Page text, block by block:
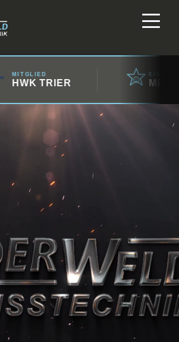
TRIER
Schweißtechnik
Sie die
des
bei uns die ganze Welt der
– zuverlässig, professionell
dem neusten Stand der Technik.